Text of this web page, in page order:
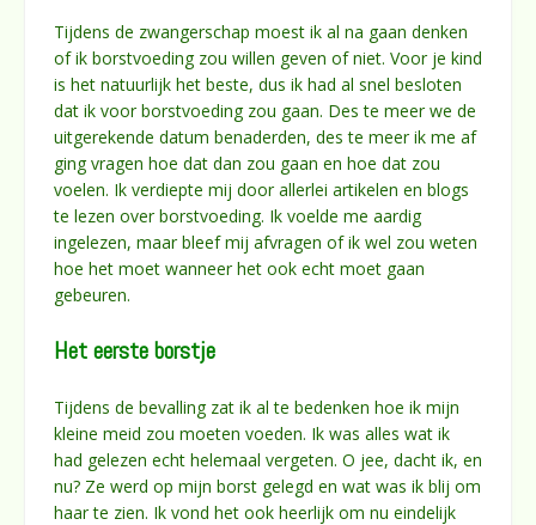
Tijdens de zwangerschap moest ik al na gaan denken
of ik borstvoeding zou willen geven of niet. Voor je kind
is het natuurlijk het beste, dus ik had al snel besloten
dat ik voor borstvoeding zou gaan. Des te meer we de
uitgerekende datum benaderden, des te meer ik me af
ging vragen hoe dat dan zou gaan en hoe dat zou
voelen. Ik verdiepte mij door allerlei artikelen en blogs
te lezen over borstvoeding. Ik voelde me aardig
ingelezen, maar bleef mij afvragen of ik wel zou weten
hoe het moet wanneer het ook echt moet gaan
gebeuren.
Het eerste borstje
Tijdens de bevalling zat ik al te bedenken hoe ik mijn
kleine meid zou moeten voeden. Ik was alles wat ik
had gelezen echt helemaal vergeten. O jee, dacht ik, en
nu? Ze werd op mijn borst gelegd en wat was ik blij om
haar te zien. Ik vond het ook heerlijk om nu eindelijk